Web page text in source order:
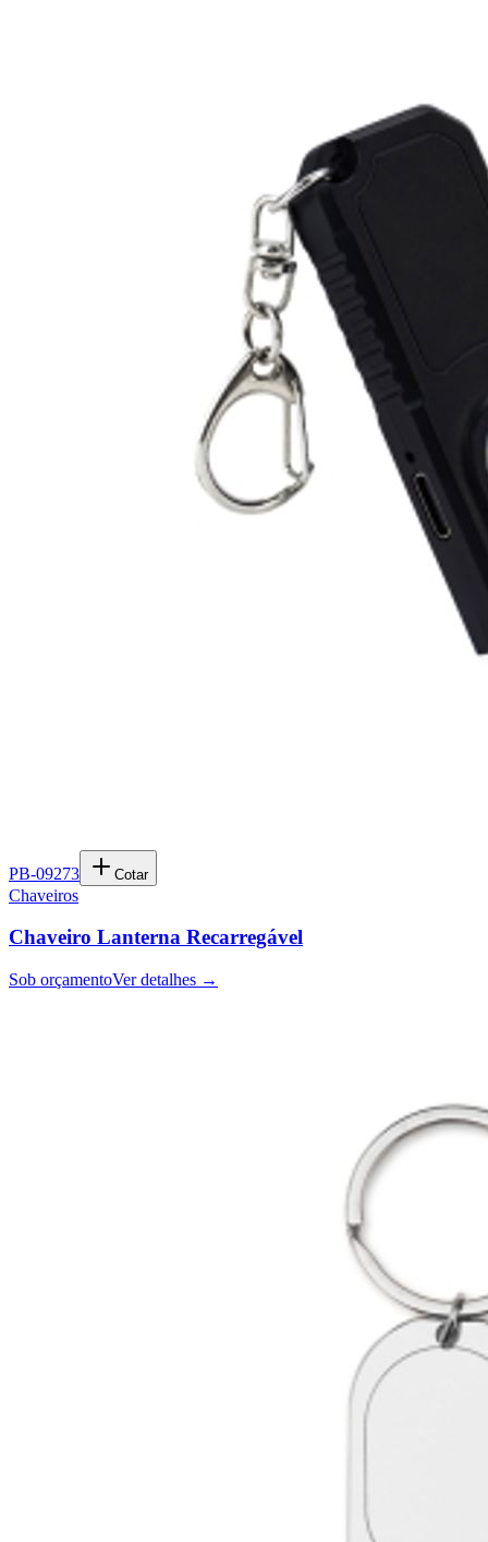
PB-09273 Cotar
Chaveiros
Chaveiro Lanterna Recarregável
Sob orçamentoVer detalhes →